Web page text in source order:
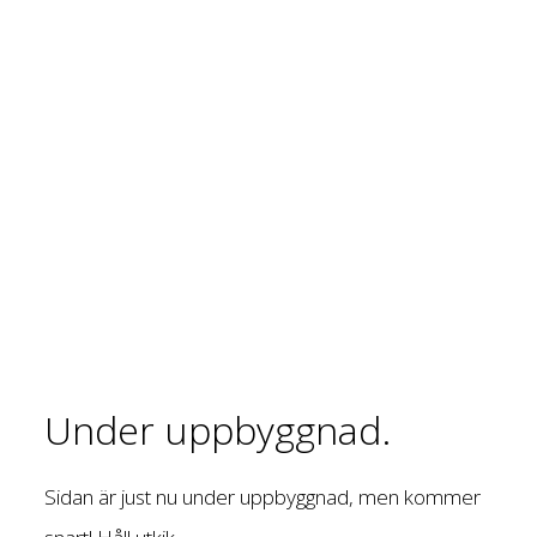
Under uppbyggnad.
Sidan är just nu under uppbyggnad, men kommer